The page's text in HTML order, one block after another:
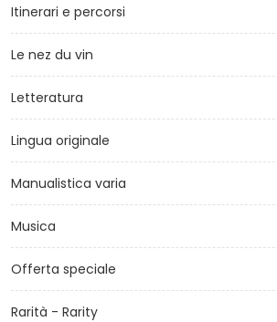
Itinerari e percorsi
Le nez du vin
Letteratura
Lingua originale
Manualistica varia
Musica
Offerta speciale
Rarità - Rarity